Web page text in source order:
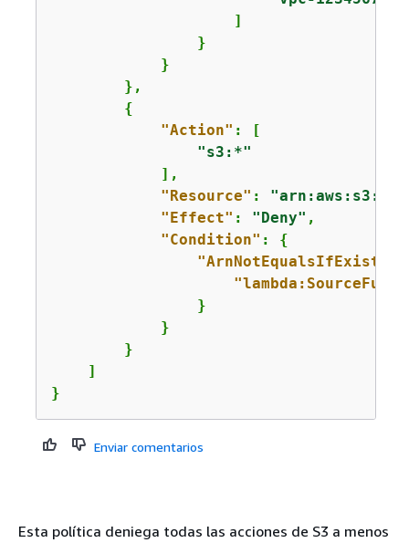
                    ]
                }
            }
        },
{
"Action" : [
"s3:*"
            ],
"Resource" :
"Effect" : "Deny" ,
"Condition" : {
"ArnNotEqualsIfExists"
                }
            }
        }
    ]
}
Enviar comentarios
Esta política deniega todas las acciones de S3 a menos